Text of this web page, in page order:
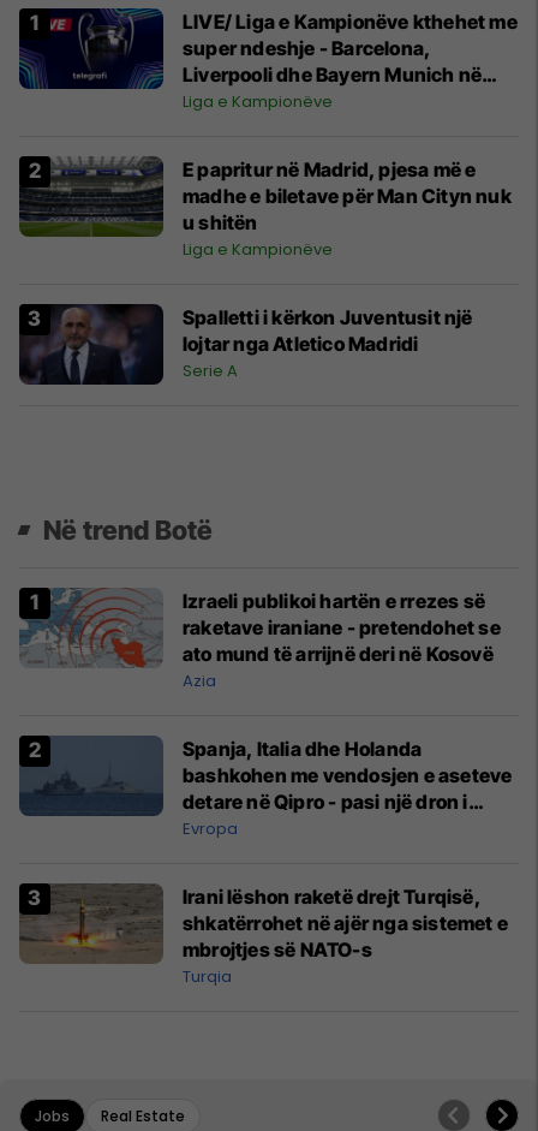
LIVE/ Liga e Kampionëve kthehet me
super ndeshje - Barcelona,
Liverpooli dhe Bayern Munich në
fushë
Liga e Kampionëve
E papritur në Madrid, pjesa më e
madhe e biletave për Man Cityn nuk
u shitën
Liga e Kampionëve
Spalletti i kërkon Juventusit një
lojtar nga Atletico Madridi
Serie A
Në trend Botë
Izraeli publikoi hartën e rrezes së
raketave iraniane - pretendohet se
ato mund të arrijnë deri në Kosovë
Azia
Spanja, Italia dhe Holanda
bashkohen me vendosjen e aseteve
detare në Qipro - pasi një dron i
prodhuar në Iran goditi bazën
Evropa
Irani lëshon raketë drejt Turqisë,
shkatërrohet në ajër nga sistemet e
mbrojtjes së NATO-s
Turqia
Jobs Real Estate